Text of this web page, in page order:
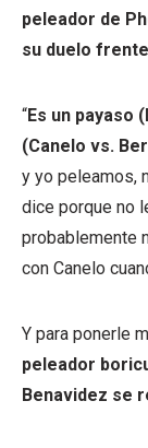
peleador de
su duelo
“Es un payaso
(Canelo vs.
y yo peleamos,
dice porque no
probablemente
con Canelo
Y para ponerle
peleador
Benavidez se